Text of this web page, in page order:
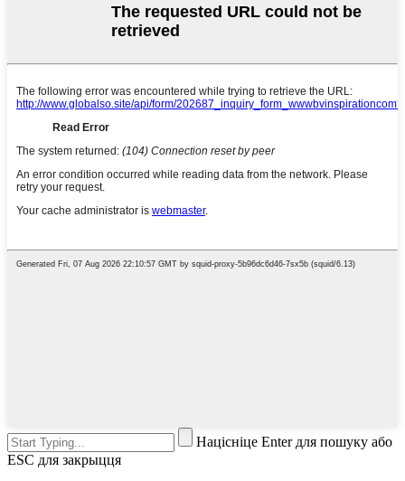
Націсніце Enter для пошуку або
ESC для закрыцця